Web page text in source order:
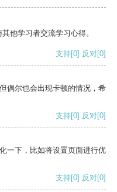
他学习者交流学习心得。
支持[0] 反对[0]
偶尔也会出现卡顿的情况，希
支持[0] 反对[0]
一下，比如将设置页面进行优
支持[0] 反对[0]